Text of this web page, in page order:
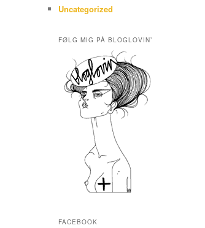
Uncategorized
FØLG MIG PÅ BLOGLOVIN’
FACEBOOK